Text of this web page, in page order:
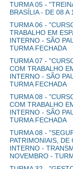
TURMA 05 -
BRASÍLIA - DE 08
TURMA 06 -
TRABALHO EM
INTERNO - SÃO
TURMA FECHADA
TURMA 07 -
COM TRABALHO
INTERNO - SÃO
TURMA FECHADA
TURMA 08 -
COM TRABALHO
INTERNO - SÃO
TURMA FECHADA
TURMA 08 -
PATRIMONIAIS,
INTERNO -
NOVEMBRO -